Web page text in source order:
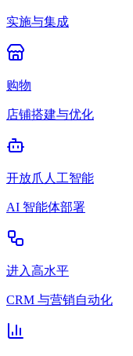
实施与集成
购物
店铺搭建与优化
开放爪人工智能
AI 智能体部署
进入高水平
CRM 与营销自动化